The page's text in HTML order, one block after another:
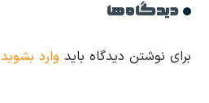
دیدگاه ها
برای نوشتن دیدگاه باید وارد بشوید